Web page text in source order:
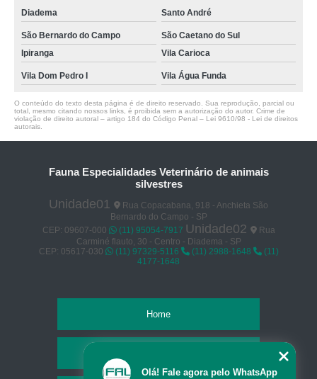
Diadema Santo André
São Bernardo do Campo
São Caetano do Sul
Ipiranga
Vila Carioca
Vila Dom Pedro I Vila Água Funda
O conteúdo do texto desta página é de direito reservado. Sua reprodução, parcial ou
total, mesmo citando nossos links, é proibida sem a autorização do autor. Crime de
violação de direito autoral – artigo 184 do Código Penal – Lei 9610/98 - Lei de direitos
autorais
Fauna Especialidades Veterinário de animais
silvestres
Unidade01
Rua Copacabana, 918 - Anchieta São
Bernardo do Campo - SP
CEP: 09607-000
(11) 95054-7917 Unidade02
Rua
Carminé flauto, 30 - Centro - Diadema - SP
CEP: 05617-030
(11) 97329-5116 (11) 2988-1648
(11)
4177-1648
Home
Olá! Fale agora pelo WhatsApp